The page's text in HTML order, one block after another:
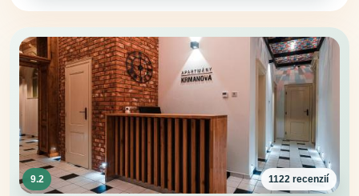
9.2 1122 recenzií